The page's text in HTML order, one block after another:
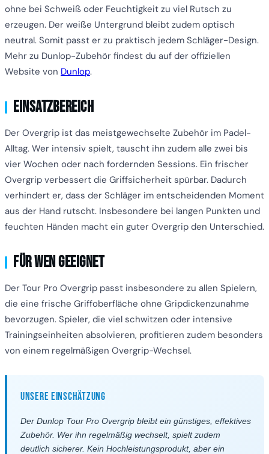
ohne bei Schweiß oder Feuchtigkeit zu viel Rutsch zu
erzeugen. Der weiße Untergrund bleibt zudem optisch
neutral. Somit passt er zu praktisch jedem Schläger-Design.
Mehr zu Dunlop-Zubehör findest du auf der offiziellen
Website von Dunlop.
Einsatzbereich
Der Overgrip ist das meistgewechselte Zubehör im Padel-
Alltag. Wer intensiv spielt, tauscht ihn zudem alle zwei bis
vier Wochen oder nach fordernden Sessions. Ein frischer
Overgrip verbessert die Griffsicherheit spürbar. Dadurch
verhindert er, dass der Schläger im entscheidenden Moment
aus der Hand rutscht. Insbesondere bei langen Punkten und
feuchten Händen macht ein guter Overgrip den Unterschied.
Für wen geeignet
Der Tour Pro Overgrip passt insbesondere zu allen Spielern,
die eine frische Griffoberfläche ohne Gripdickenzunahme
bevorzugen. Spieler, die viel schwitzen oder intensive
Trainingseinheiten absolvieren, profitieren zudem besonders
von einem regelmäßigen Overgrip-Wechsel.
Unsere Einschätzung
Der Dunlop Tour Pro Overgrip bleibt ein günstiges, effektives
Zubehör. Wer ihn regelmäßig wechselt, spielt zudem
deutlich sicherer. Kein Hochleistungsprodukt, aber ein